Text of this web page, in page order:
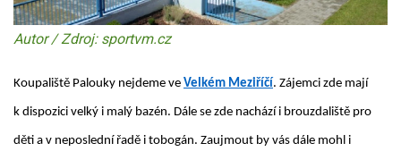
Autor / Zdroj: sportvm.cz
Koupaliště Palouky nejdeme ve Velkém Meziříčí. Zájemci zde mají
k dispozici velký i malý bazén. Dále se zde nachází i brouzdaliště pro
děti a v neposlední řadě i tobogán. Zaujmout by vás dále mohl i